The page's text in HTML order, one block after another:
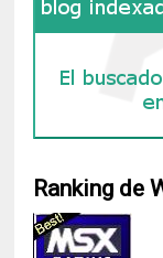
Ranking de